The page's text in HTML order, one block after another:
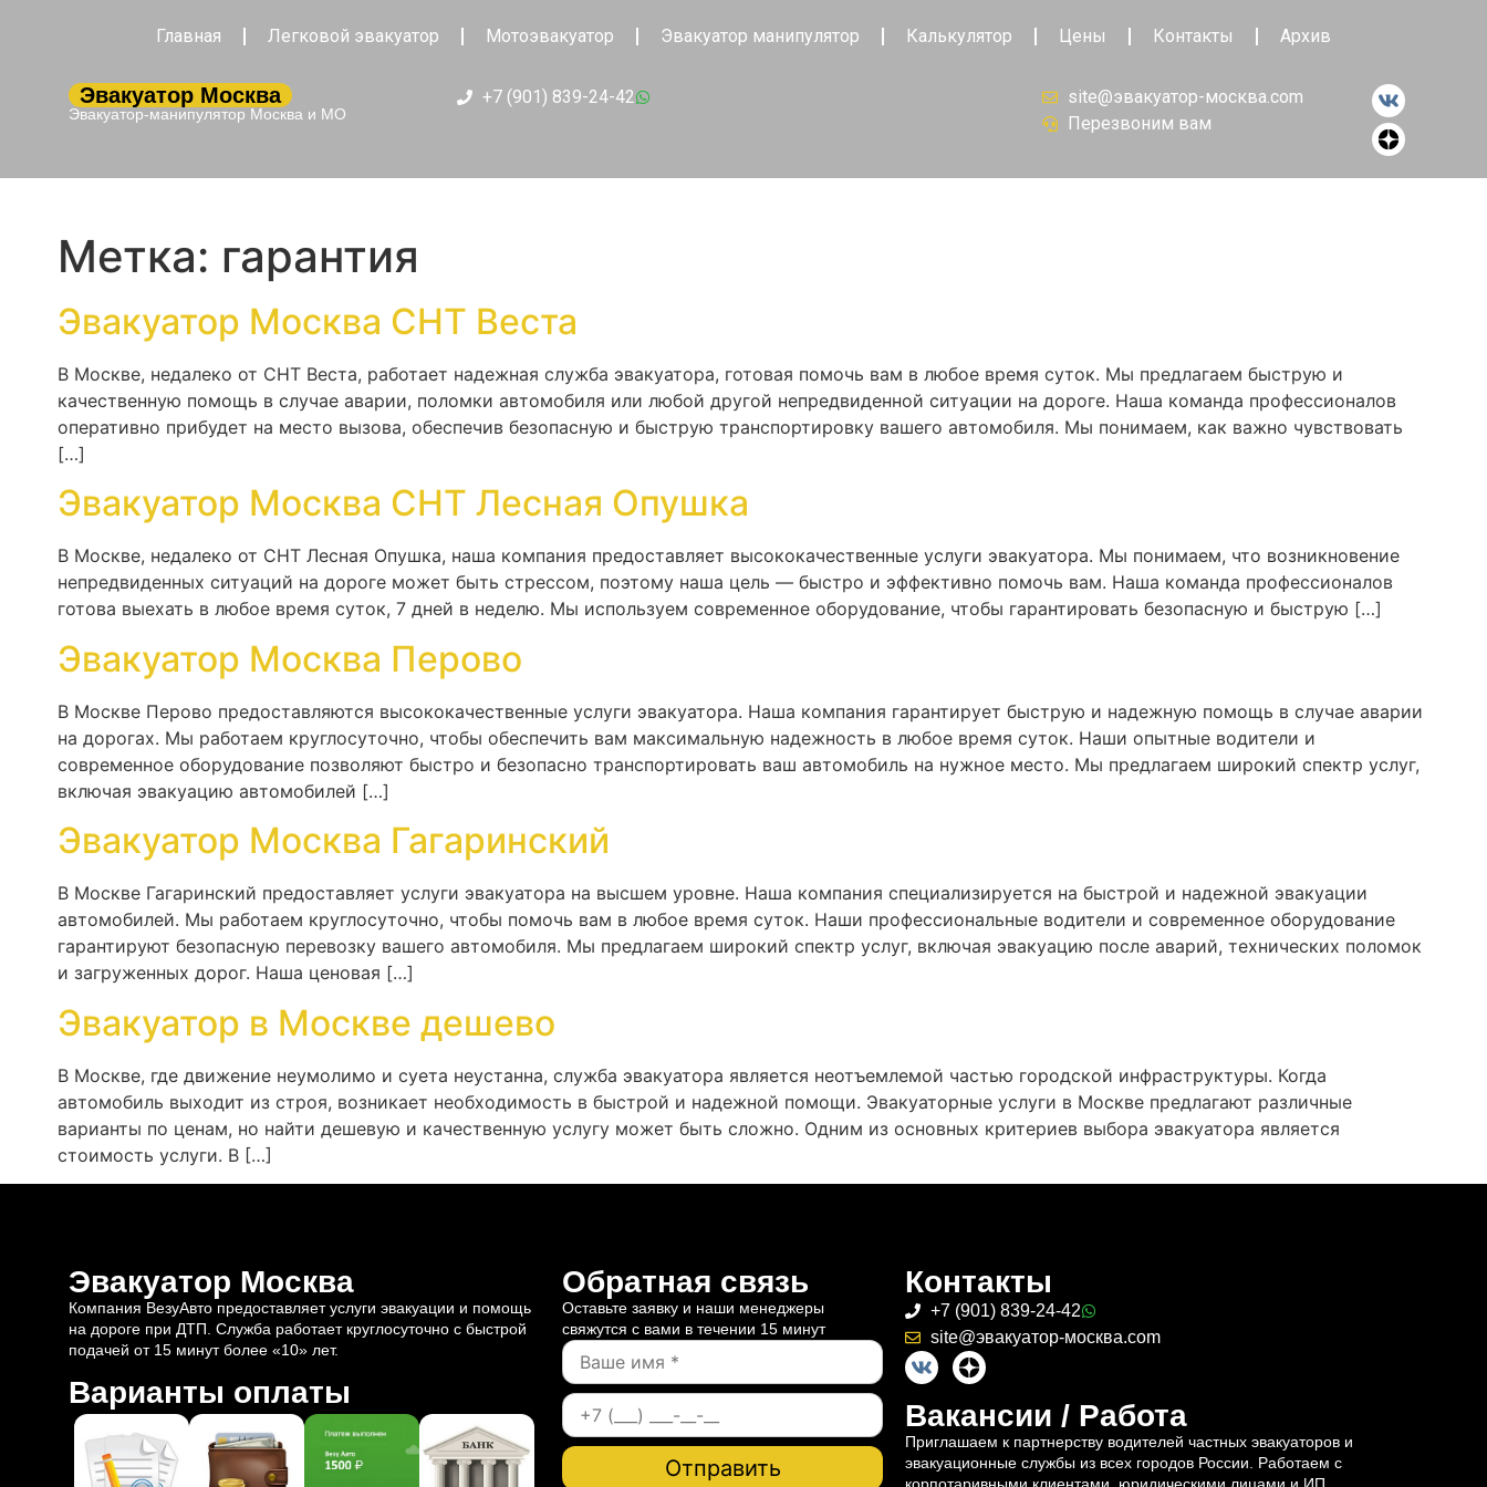
Главная Легковой эвакуатор Мотоэвакуатор Эвакуатор манипулятор Калькулятор Цены Контакты Архив
Эвакуатор Москва
Эвакуатор-манипулятор Москва и МО
+7 (901) 839-24-42
site@эвакуатор-москва.com
Перезвоним вам
Метка: гарантия
Эвакуатор Москва СНТ Веста
В Москве, недалеко от СНТ Веста, работает надежная служба эвакуатора, готовая помочь вам в любое время суток. Мы предлагаем быструю и
качественную помощь в случае аварии, поломки автомобиля или любой другой непредвиденной ситуации на дороге. Наша команда профессионалов
оперативно прибудет на место вызова, обеспечив безопасную и быструю транспортировку вашего автомобиля. Мы понимаем, как важно чувствовать
[…]
Эвакуатор Москва СНТ Лесная Опушка
В Москве, недалеко от СНТ Лесная Опушка, наша компания предоставляет высококачественные услуги эвакуатора. Мы понимаем, что возникновение
непредвиденных ситуаций на дороге может быть стрессом, поэтому наша цель — быстро и эффективно помочь вам. Наша команда профессионалов
готова выехать в любое время суток, 7 дней в неделю. Мы используем современное оборудование, чтобы гарантировать безопасную и быструю […]
Эвакуатор Москва Перово
В Москве Перово предоставляются высококачественные услуги эвакуатора. Наша компания гарантирует быструю и надежную помощь в случае аварии
на дорогах. Мы работаем круглосуточно, чтобы обеспечить вам максимальную надежность в любое время суток. Наши опытные водители и
современное оборудование позволяют быстро и безопасно транспортировать ваш автомобиль на нужное место. Мы предлагаем широкий спектр услуг,
включая эвакуацию автомобилей […]
Эвакуатор Москва Гагаринский
В Москве Гагаринский предоставляет услуги эвакуатора на высшем уровне. Наша компания специализируется на быстрой и надежной эвакуации
автомобилей. Мы работаем круглосуточно, чтобы помочь вам в любое время суток. Наши профессиональные водители и современное оборудование
гарантируют безопасную перевозку вашего автомобиля. Мы предлагаем широкий спектр услуг, включая эвакуацию после аварий, технических поломок
и загруженных дорог. Наша ценовая […]
Эвакуатор в Москве дешево
В Москве, где движение неумолимо и суета неустанна, служба эвакуатора является неотъемлемой частью городской инфраструктуры. Когда
автомобиль выходит из строя, возникает необходимость в быстрой и надежной помощи. Эвакуаторные услуги в Москве предлагают различные
варианты по ценам, но найти дешевую и качественную услугу может быть сложно. Одним из основных критериев выбора эвакуатора является
стоимость услуги. В […]
Эвакуатор Москва
Компания ВезуАвто предоставляет услуги эвакуации и помощь
на дороге при ДТП. Служба работает круглосуточно с быстрой
подачей от 15 минут более «10» лет.
Варианты оплаты
Обратная связь
Оставьте заявку и наши менеджеры
свяжутся с вами в течении 15 минут
Контакты
+7 (901) 839-24-42
site@эвакуатор-москва.com
Вакансии / Работа
Приглашаем к партнерству водителей частных эвакуаторов и
эвакуационные службы из всех городов России. Работаем с